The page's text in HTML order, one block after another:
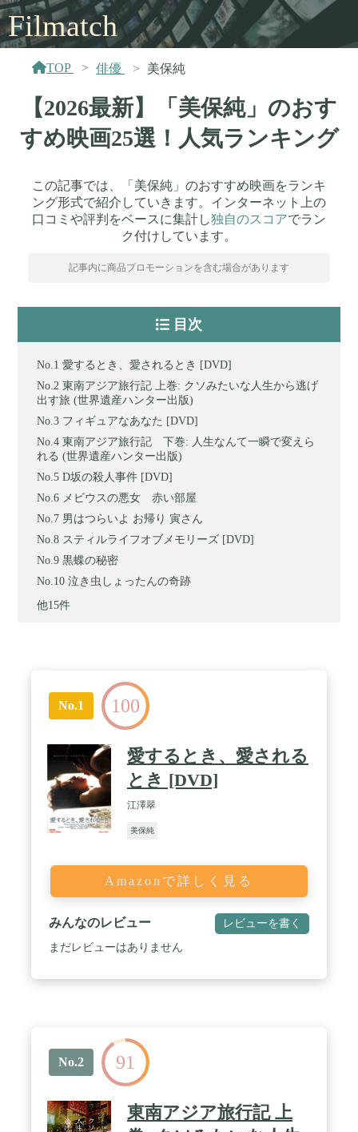
Filmatch
TOP 俳優 美保純
【2026最新】「美保純」のおす
すめ映画25選！人気ランキング
この記事では、「美保純」のおすすめ映画をランキ
ング形式で紹介していきます。インターネット上の
口コミや評判をベースに集計し独自のスコアでラン
ク付けしています。
記事内に商品プロモーションを含む場合があります
目次
愛するとき、愛されるとき [DVD]
東南アジア旅行記 上巻: クソみたいな人生から逃げ
出す旅 (世界遺産ハンター出版)
フィギュアなあなた [DVD]
東南アジア旅行記 下巻: 人生なんて一瞬で変えら
れる (世界遺産ハンター出版)
D坂の殺人事件 [DVD]
メビウスの悪女 赤い部屋
男はつらいよ お帰り 寅さん
スティルライフオブメモリーズ [DVD]
黒蝶の秘密
泣き虫しょったんの奇跡
他15件
No.1 100
愛するとき、愛される
とき [DVD]
江澤翠
美保純
Amazonで詳しく見る
みんなのレビュー レビューを書く
まだレビューはありません
No.2 91
東南アジア旅行記 上